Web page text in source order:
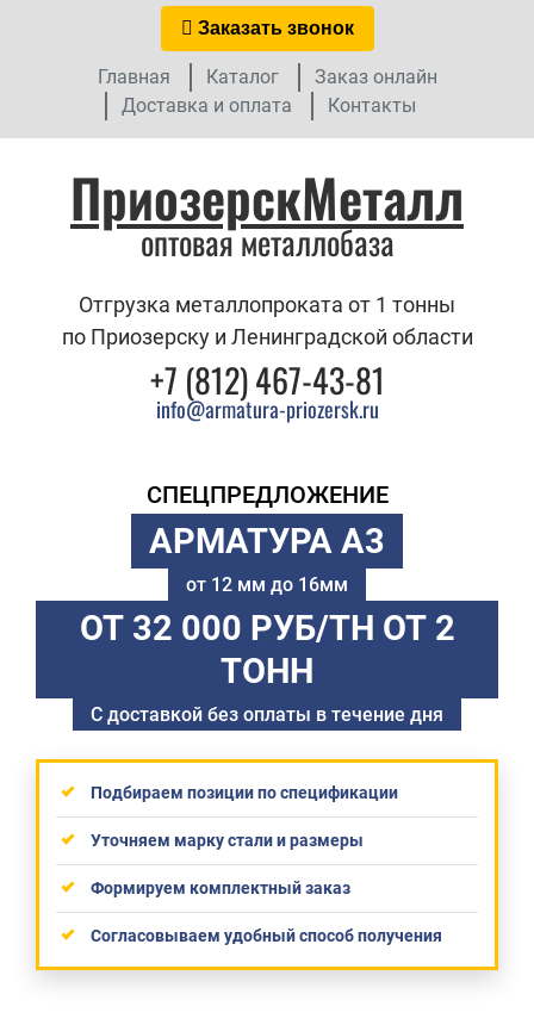
Заказать звонок
Главная Каталог
Заказ онлайн
Доставка и оплата
Контакты
ПриозерскМеталл
оптовая металлобаза
Отгрузка металлопроката от 1 тонны
по Приозерску и Ленинградской области
+7 (812) 467-43-81
info@armatura-priozersk.ru
СПЕЦПРЕДЛОЖЕНИЕ
АРМАТУРА А3
от 12 мм до 16мм
ОТ 32 000 РУБ/ТН ОТ 2
ТОНН
С доставкой без оплаты в течение дня
Подбираем позиции по спецификации
Уточняем марку стали и размеры
Формируем комплектный заказ
Согласовываем удобный способ получения